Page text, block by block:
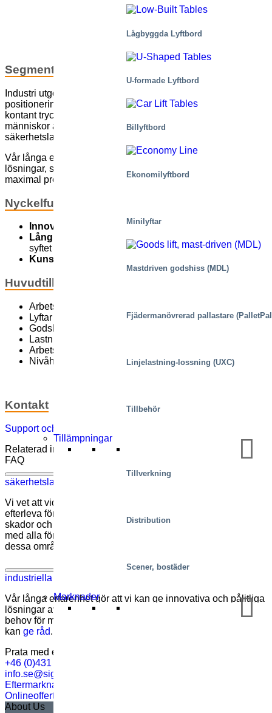
Lågbyggda Lyftbord
U-formade Lyftbord
Billyftbord
Ekonomilyftbord
Minilyftar
Mastdriven godshiss (MDL)
Fjädermanövrerad pallastare
Linjelastning-lossning (UXC)
Tillbehör
Tillämpningar
Tillverkning
Distribution
Scener, bostäder
Marknader
Segmentbeskrivning och insikter
Industri utgör en väldigt bred uppsättning krav för
positionering av personer, material och gods. Det finns ett
kontant tryck för att förbättra effektiviteten. Automation ersätter
människor allt mer, men samtidigt blir hälso- och
säkerhetslagstiftning för att skydda operatörer att strängare.
Vår långa erfarenhet gör att vi kan ge innovativa och pålitliga
lösningar, specialanpassade exakt till dina behov för
maximal prestanda och effektivitet.
Nyckelfunktioner
Innovativa
lösningar övervinner nya utmaningar
Lång erfarenhet
säkerställer utrustning anpassad till
syftet
Kunskap
Huvudtillämpningar
Arbetsplattformar
Lyftar i transportörlinor
Godshissar
Lastning/lossning
Arbetspositioneringsanordningar
Nivåhissar
Kontakt
Support och kontakt
Relaterad information
FAQ
Kan ni hjälpa mig efterleva hälso- och
säkerhetslagstiftning?
Vi vet att vid sidan av att öka effektiviteten vill man även
efterleva förordningar och kapa kostnader som orsakas av
skador och ohälsa. Vår utrustning, som överensstämmer helt
med alla föreskrifter, kompletteras av vår expertkunskap inom
dessa områden.
Vilka sorters produkter erbjuder ni för
industriella tillämpningar?
Vår långa erfarenhet gör att vi kan ge innovativa och pålitliga
lösningar av alla slag, specialanpassade exakt till dina
behov för maximal prestanda och effektivitet. Våra experter
kan ge råd.
Prata med en expert
+46 (0)431 44 93 00
info.se@sigi.com
Eftermarknadssupport
Onlineoffert
About Us